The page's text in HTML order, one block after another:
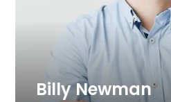
Billy Newman